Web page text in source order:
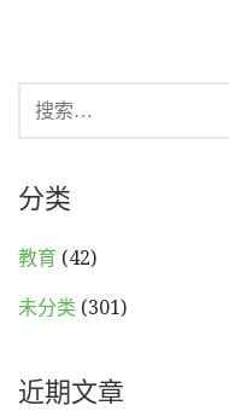
索：
分类
教育 (42)
未分类 (301)
近期文章